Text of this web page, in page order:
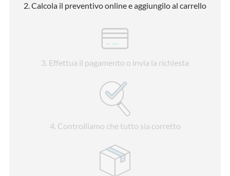
2. Calcola il preventivo online e aggiungilo al carrello
3. Effettua il pagamento o invia la richiesta
4. Controlliamo che tutto sia corretto